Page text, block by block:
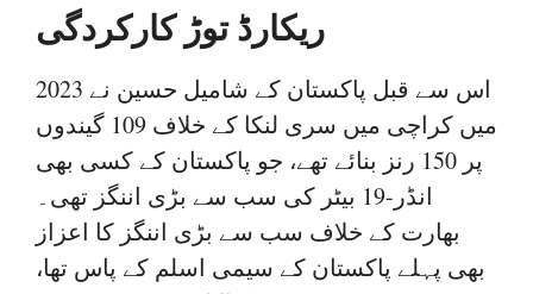
ریکارڈ توڑ کارکردگی
اس سے قبل پاکستان کے شامیل حسین نے 2023
میں کراچی میں سری لنکا کے خلاف 109 گیندوں
پر 150 رنز بنائے تھے، جو پاکستان کے کسی بھی
انڈر-19 بیٹر کی سب سے بڑی اننگز تھی۔
بھارت کے خلاف سب سے بڑی اننگز کا اعزاز
بھی پہلے پاکستان کے سیمی اسلم کے پاس تھا،